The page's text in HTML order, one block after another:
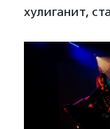
хулиганит,